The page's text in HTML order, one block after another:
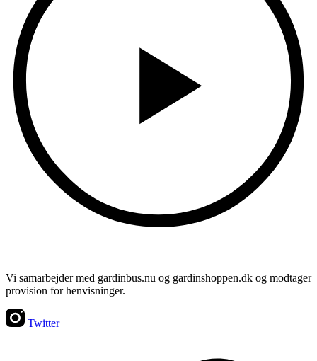
Vi samarbejder med gardinbus.nu og gardinshoppen.dk og modtager
provision for henvisninger.
Twitter